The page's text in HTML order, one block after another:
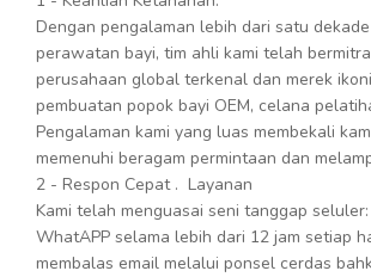
Dengan pengalaman lebih dari satu
perawatan bayi, tim ahli kami telah
perusahaan global terkenal dan merek
pembuatan popok bayi OEM, celana
Pengalaman kami yang luas membekali
memenuhi beragam permintaan dan
2 - Respon Cepat . Layanan
Kami telah menguasai seni tanggap
WhatAPP selama lebih dari 12 jam setiap
membalas email melalui ponsel cerdas